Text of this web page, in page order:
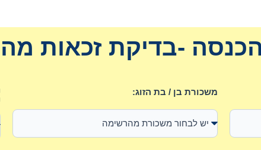
-בדיקת זכאות
משכורת בן / בת הזוג: